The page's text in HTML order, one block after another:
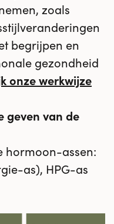
zoals
begrijpen en
gezondheid
onze werkwijze
geven van de
hormoon-assen:
as), HPG-as